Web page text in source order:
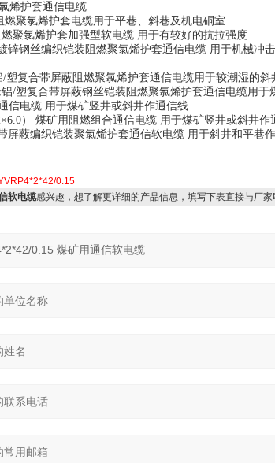
烯护套通信电缆
聚氯烯护套电缆用于平巷、斜巷及机电硐室
聚氯烯护套加强型软电缆 用于有较好的抗拉强度
钢丝编织铠装阻燃聚氯烯护套通信电缆 用于机械冲
塑复合带屏蔽阻燃聚氯烯护套通信电缆用于较潮湿的斜
/塑复合带屏蔽钢丝铠装阻燃聚氯烯护套通信电缆用于
信电缆 用于煤矿竖井或斜井作通信线
） 煤矿用阻燃组合通信电缆 用于煤矿竖井或斜井作
屏蔽编织铠装聚氯烯护套通信软电缆 用于斜井和平巷
0.15
软电缆感兴趣，想了解更详细的产品信息，填写下表直接与厂家